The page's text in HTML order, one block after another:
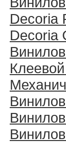
Decoria
Decoria